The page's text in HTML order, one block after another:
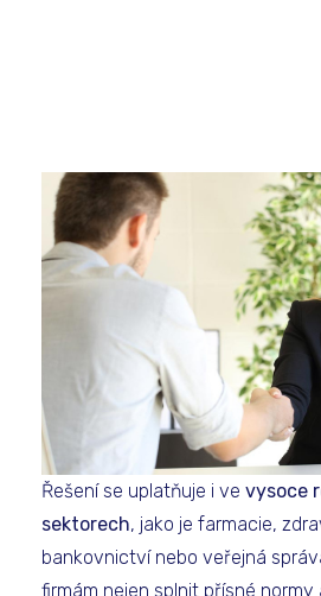
Řešení se uplatňuje i ve vysoce
sektorech, jako je farmacie,
bankovnictví nebo veřejná
firmám nejen splnit přísné normy